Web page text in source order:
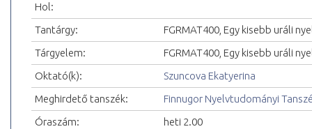
Hol:
Tantárgy:
FGRMAT400, Egy kisebb uráli
Tárgyelem:
FGRMAT400, Egy kisebb uráli
Oktató(k):
Szuncova Ekatyerina
Meghirdető tanszék:
Finnugor Nyelvtudományi
Óraszám:
heti 2.00